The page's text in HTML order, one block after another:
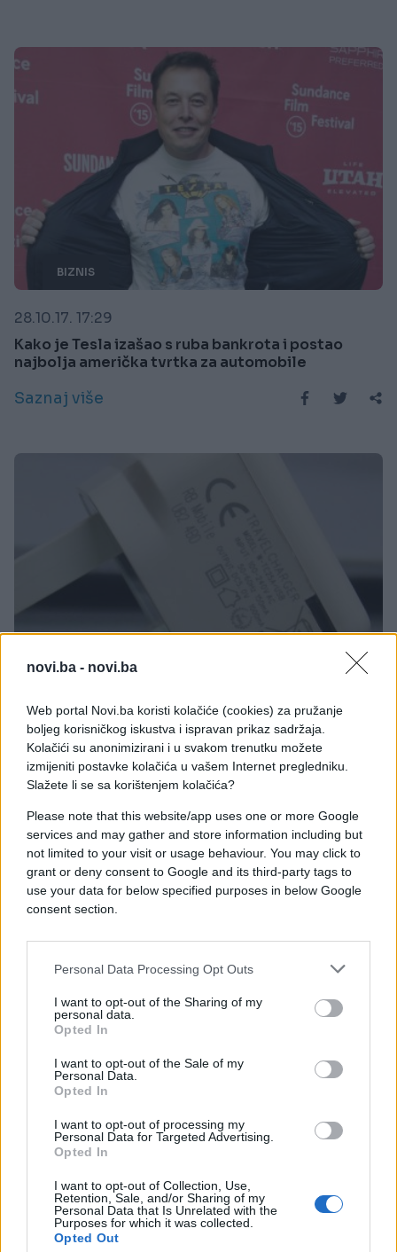
novi.ba - novi.ba
Web portal Novi.ba koristi kolačiće (cookies) za pružanje
boljeg korisničkog iskustva i ispravan prikaz sadržaja.
Kolačići su anonimizirani i u svakom trenutku možete
izmijeniti postavke kolačića u vašem Internet pregledniku.
Slažete li se sa korištenjem kolačića?
Please note that this website/app uses one or more Google
services and may gather and store information including but
not limited to your visit or usage behaviour. You may click to
grant or deny consent to Google and its third-party tags to
use your data for below specified purposes in below Google
consent section.
Personal Data Processing Opt Outs
I want to opt-out of the Sharing of my
personal data.
Opted In
I want to opt-out of the Sale of my
Personal Data.
Opted In
I want to opt-out of processing my
Personal Data for Targeted Advertising.
Opted In
I want to opt-out of Collection, Use,
Retention, Sale, and/or Sharing of my
Personal Data that Is Unrelated with the
Purposes for which it was collected.
Opted Out
BIZNIS
28.10.17. 17:29
Kako je Tesla izašao s ruba bankrota i postao
najbolja američka tvrtka za automobile
Saznaj više
17.10.17. 13:14
Šta zapravo znače svi silni simboli na vašem
punjaču...
SVIJET
27.09.17. 23:55
Rasprava na času historije završila kobno-učenik
POLICIJSKOM IZVJEŠTAJU)
Saznaj više